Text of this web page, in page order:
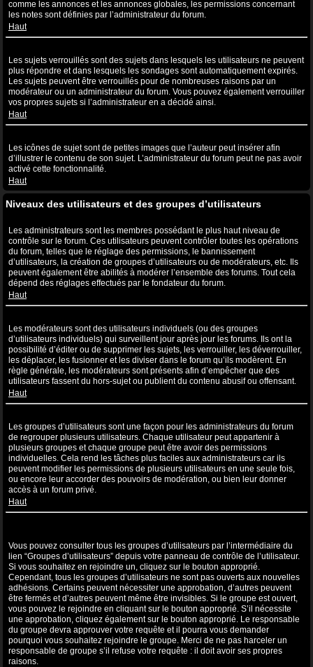
comme les annonces et les annonces globales, les permissions concernant
les notes sont définies par l’administrateur du forum.
Haut
Les sujets verrouillés sont des sujets dans lesquels les utilisateurs ne peuvent
plus répondre et dans lesquels les sondages sont automatiquement expirés.
Les sujets peuvent être verrouillés pour de nombreuses raisons par un
modérateur ou un administrateur du forum. Vous pouvez également verrouiller
vos propres sujets si l’administrateur en a décidé ainsi.
Haut
Les icônes de sujet sont de petites images que l’auteur peut insérer afin
d’illustrer le contenu de son sujet. L’administrateur du forum peut ne pas avoir
activé cette fonctionnalité.
Haut
Niveaux des utilisateurs et des groupes d’utilisateurs
Les administrateurs sont les membres possédant le plus haut niveau de
contrôle sur le forum. Ces utilisateurs peuvent contrôler toutes les opérations
du forum, telles que le réglage des permissions, le bannissement
d’utilisateurs, la création de groupes d’utilisateurs ou de modérateurs, etc. Ils
peuvent également être abilités à modérer l’ensemble des forums. Tout cela
dépend des réglages effectués par le fondateur du forum.
Haut
Les modérateurs sont des utilisateurs individuels (ou des groupes
d’utilisateurs individuels) qui surveillent jour après jour les forums. Ils ont la
possibilité d’éditer ou de supprimer les sujets, les verrouiller, les déverrouiller,
les déplacer, les fusionner et les diviser dans le forum qu’ils modèrent. En
règle générale, les modérateurs sont présents afin d’empêcher que des
utilisateurs fassent du hors-sujet ou publient du contenu abusif ou offensant.
Haut
Les groupes d’utilisateurs sont une façon pour les administrateurs du forum
de regrouper plusieurs utilisateurs. Chaque utilisateur peut appartenir à
plusieurs groupes et chaque groupe peut être avoir des permissions
individuelles. Cela rend les tâches plus faciles aux administrateurs car ils
peuvent modifier les permissions de plusieurs utilisateurs en une seule fois,
ou encore leur accorder des pouvoirs de modération, ou bien leur donner
accès à un forum privé.
Haut
Vous pouvez consulter tous les groupes d’utilisateurs par l’intermédiaire du
lien “Groupes d’utilisateurs” depuis votre panneau de contrôle de l’utilisateur.
Si vous souhaitez en rejoindre un, cliquez sur le bouton approprié.
Cependant, tous les groupes d’utilisateurs ne sont pas ouverts aux nouvelles
adhésions. Certains peuvent nécessiter une approbation, d’autres peuvent
être fermés et d’autres peuvent même être invisibles. Si le groupe est ouvert,
vous pouvez le rejoindre en cliquant sur le bouton approprié. S’il nécessite
une approbation, cliquez également sur le bouton approprié. Le responsable
du groupe devra approuver votre requête et il pourra vous demander
pourquoi vous souhaitez rejoindre le groupe. Merci de ne pas harceler un
responsable de groupe s’il refuse votre requête : il doit avoir ses propres
raisons.